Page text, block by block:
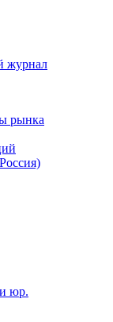
журнал
рынка
юр.